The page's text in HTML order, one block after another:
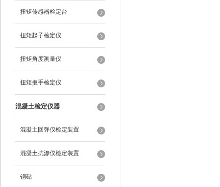
扭矩传感器检定台
扭矩起子检定仪
扭矩角度测量仪
扭矩扳手检定仪
混凝土检定仪器
混凝土回弹仪检定装置
混凝土抗渗仪检定装置
钢砧